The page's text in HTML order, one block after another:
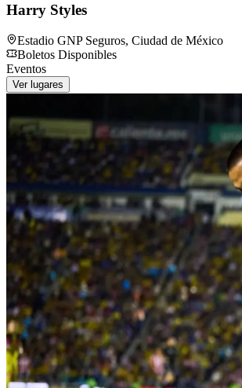
Harry Styles
Estadio GNP Seguros, Ciudad de México
Boletos Disponibles
Eventos
Ver lugares